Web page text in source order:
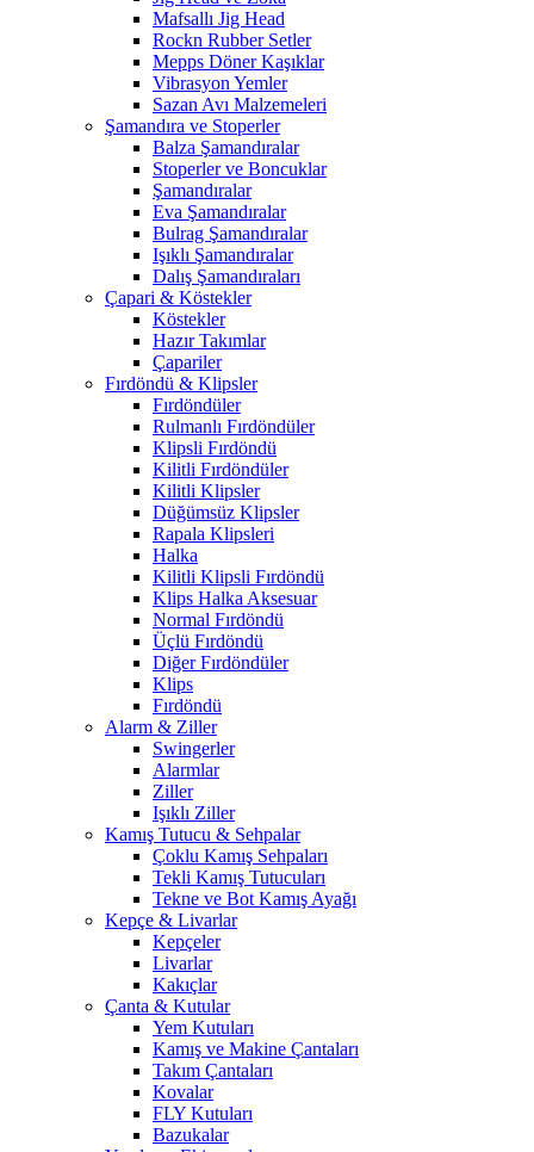
Mafsallı Jig Head
Rockn Rubber Setler
Mepps Döner Kaşıklar
Vibrasyon Yemler
Sazan Avı Malzemeleri
Şamandıra ve Stoperler
Balza Şamandıralar
Stoperler ve Boncuklar
Şamandıralar
Eva Şamandıralar
Bulrag Şamandıralar
Işıklı Şamandıralar
Dalış Şamandıraları
Çapari & Köstekler
Köstekler
Hazır Takımlar
Çapariler
Fırdöndü & Klipsler
Fırdöndüler
Rulmanlı Fırdöndüler
Klipsli Fırdöndü
Kilitli Fırdöndüler
Kilitli Klipsler
Düğümsüz Klipsler
Rapala Klipsleri
Halka
Kilitli Klipsli Fırdöndü
Klips Halka Aksesuar
Normal Fırdöndü
Üçlü Fırdöndü
Diğer Fırdöndüler
Klips
Fırdöndü
Alarm & Ziller
Swingerler
Alarmlar
Ziller
Işıklı Ziller
Kamış Tutucu & Sehpalar
Çoklu Kamış Sehpaları
Tekli Kamış Tutucuları
Tekne ve Bot Kamış Ayağı
Kepçe & Livarlar
Kepçeler
Livarlar
Kakıçlar
Çanta & Kutular
Yem Kutuları
Kamış ve Makine Çantaları
Takım Çantaları
Kovalar
FLY Kutuları
Bazukalar